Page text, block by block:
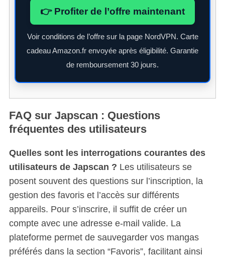
👉 Profiter de l’offre maintenant
Voir conditions de l’offre sur la page NordVPN. Carte
cadeau Amazon.fr envoyée après éligibilité. Garantie
de remboursement 30 jours.
FAQ sur Japscan : Questions
fréquentes des utilisateurs
Quelles sont les interrogations courantes des
utilisateurs de Japscan ? Les utilisateurs se
posent souvent des questions sur l’inscription, la
gestion des favoris et l’accès sur différents
appareils. Pour s’inscrire, il suffit de créer un
compte avec une adresse e-mail valide. La
plateforme permet de sauvegarder vos mangas
préférés dans la section “Favoris”, facilitant ainsi